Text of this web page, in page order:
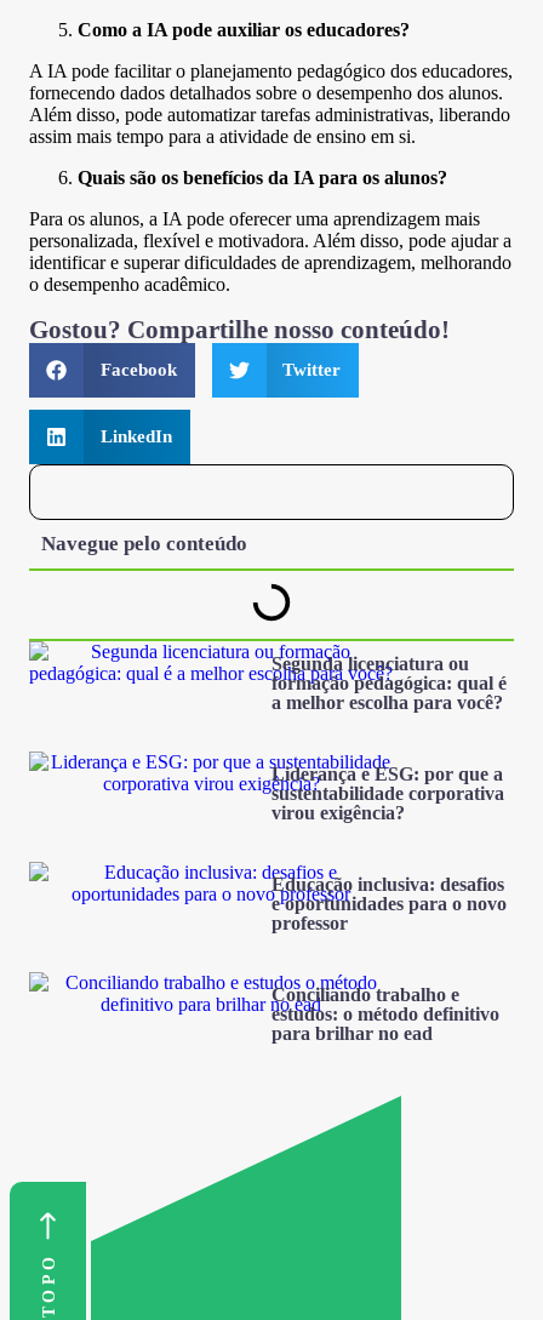
Como a IA pode auxiliar os educadores?
A IA pode facilitar o planejamento pedagógico dos educadores,
fornecendo dados detalhados sobre o desempenho dos alunos.
Além disso, pode automatizar tarefas administrativas, liberando
assim mais tempo para a atividade de ensino em si.
Quais são os benefícios da IA para os alunos?
Para os alunos, a IA pode oferecer uma aprendizagem mais
personalizada, flexível e motivadora. Além disso, pode ajudar a
identificar e superar dificuldades de aprendizagem, melhorando
o desempenho acadêmico.
Gostou? Compartilhe nosso conteúdo!
Facebook Twitter
LinkedIn
Navegue pelo conteúdo
Segunda licenciatura ou
formação pedagógica: qual é
a melhor escolha para você?
Liderança e ESG: por que a
sustentabilidade corporativa
virou exigência?
Educação inclusiva: desafios
e oportunidades para o novo
professor
Conciliando trabalho e
estudos: o método definitivo
para brilhar no ead